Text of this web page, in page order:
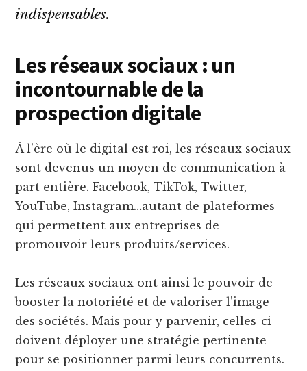
indispensables.
Les réseaux sociaux : un
incontournable de la
prospection digitale
À l’ère où le digital est roi, les réseaux sociaux
sont devenus un moyen de communication à
part entière. Facebook, TikTok, Twitter,
YouTube, Instagram…autant de plateformes
qui permettent aux entreprises de
promouvoir leurs produits/services.
Les réseaux sociaux ont ainsi le pouvoir de
booster la notoriété et de valoriser l’image
des sociétés. Mais pour y parvenir, celles-ci
doivent déployer une stratégie pertinente
pour se positionner parmi leurs concurrents.